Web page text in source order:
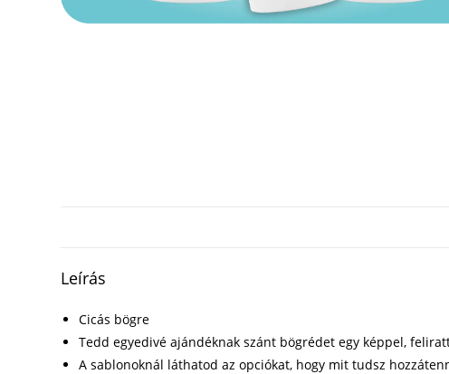
Leírás
Cicás bögre
Tedd egyedivé ajándéknak szánt bögrédet egy képpel,
A sablonoknál láthatod az opciókat, hogy mit tudsz